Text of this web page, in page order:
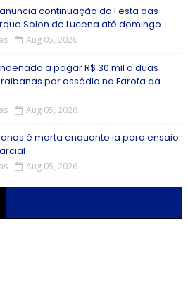
continuação da Festa das
Solon de Lucena até domingo
Aug 05, 2026
a pagar R$ 30 mil a duas
por assédio na Farofa da
Aug 05, 2026
anos é morta enquanto ia para ensaio
Aug 05, 2026